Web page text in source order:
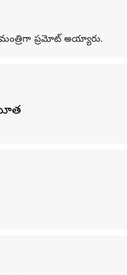
ప్రమోట్ అయ్యారు.